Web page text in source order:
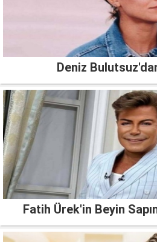
Deniz
Fatih Ürek'in Beyin